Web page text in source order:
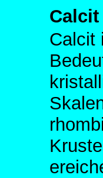
Calcit
Calcit